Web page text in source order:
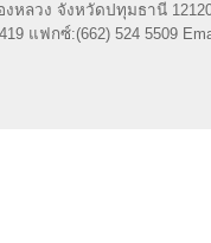
หลวง จังหวัดปทุมธานี
แฟกซ์:(662) 524 5509